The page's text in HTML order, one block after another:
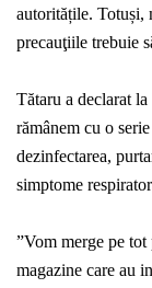
autoritățile. Totuși,
precauţiile trebuie
Tătaru a declarat la
rămânem cu o
dezinfectarea,
simptome
”Vom merge pe
magazine care au